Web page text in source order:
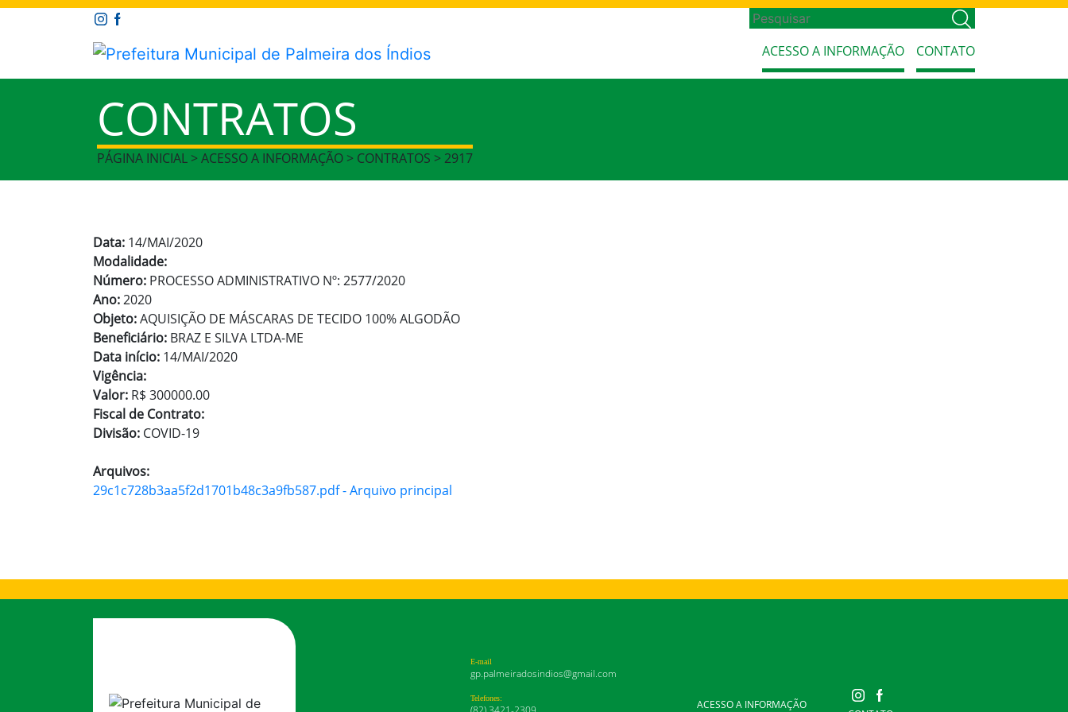
ACESSO A INFORMAÇÃO CONTATO
CONTRATOS
PÁGINA INICIAL > ACESSO A INFORMAÇÃO > CONTRATOS > 2917
Data: 14/MAI/2020
Modalidade:
Número: PROCESSO ADMINISTRATIVO Nº: 2577/2020
Ano:2020
Objeto:AQUISIÇÃO DE MÁSCARAS DE TECIDO 100% ALGODÃO
Beneficiário: BRAZ E SILVA LTDA-ME
Data início: 14/MAI/2020
Vigência:
Valor: R$ 300000.00
Fiscal de Contrato:
Divisão: COVID-19
Arquivos:
29c1c728b3aa5f2d1701b48c3a9fb587.pdf - Arquivo principal
E-mail
gp.palmeiradosindios@gmail.com
Telefones: ACESSO A INFORMAÇÃO